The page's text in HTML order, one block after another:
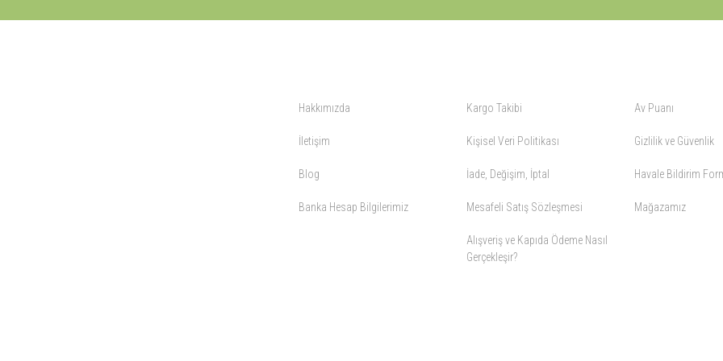
Hakkımızda
İletişim
Blog
Banka Hesap Bilgilerimiz
Kargo Takibi
Kişisel Veri Politikası
İade, Değişim, İptal
Mesafeli Satış Sözleşmesi
Alışveriş ve Kapıda Ödeme Nasıl
Gerçekleşir?
Av Puanı
Gizlilik ve Güvenlik
Havale Bildirim
Mağazamız